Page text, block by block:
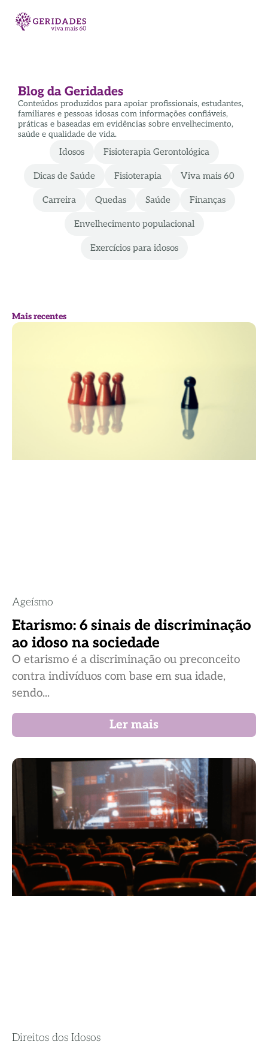
Blog da Geridades
Conteúdos produzidos para apoiar profissionais, estudantes,
familiares e pessoas idosas com informações confiáveis,
práticas e baseadas em evidências sobre envelhecimento,
saúde e qualidade de vida.
Idosos Fisioterapia Gerontológica
Dicas de Saúde Fisioterapia Viva mais 60
Carreira Quedas Saúde Finanças
Envelhecimento populacional
Exercícios para idosos
Mais recentes
Ageísmo
Etarismo: 6 sinais de discriminação
ao idoso na sociedade
O etarismo é a discriminação ou preconceito
contra indivíduos com base em sua idade,
sendo...
Ler mais
Direitos dos Idosos